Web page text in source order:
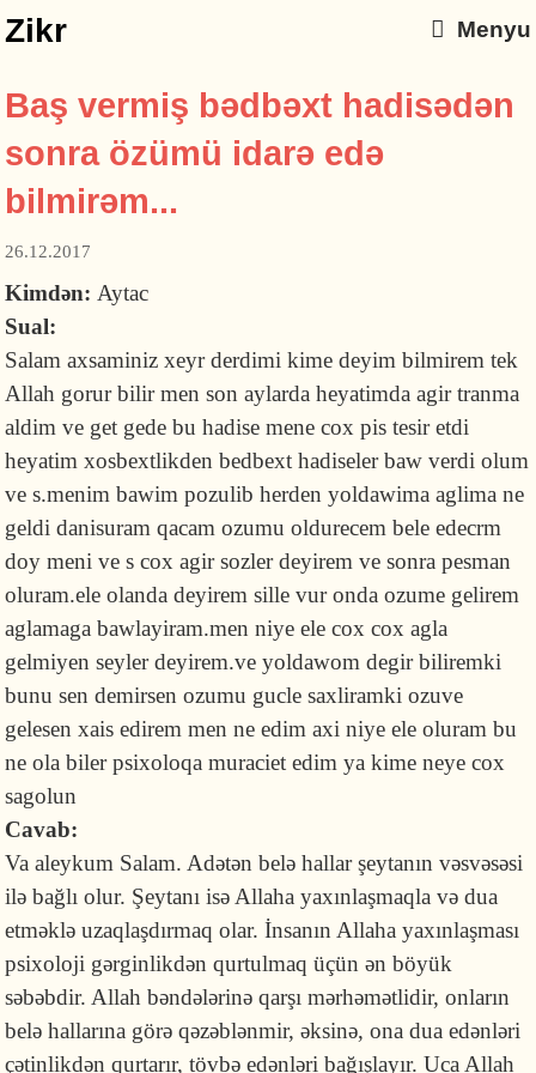
Zikr Menyu
Baş vermiş bədbəxt hadisədən
sonra özümü idarə edə
bilmirəm...
26.12.2017
Kimdən: Aytac
Sual:
Salam axsaminiz xeyr derdimi kime deyim bilmirem tek
Allah gorur bilir men son aylarda heyatimda agir tranma
aldim ve get gede bu hadise mene cox pis tesir etdi
heyatim xosbextlikden bedbext hadiseler baw verdi olum
ve s.menim bawim pozulib herden yoldawima aglima ne
geldi danisuram qacam ozumu oldurecem bele edecrm
doy meni ve s cox agir sozler deyirem ve sonra pesman
oluram.ele olanda deyirem sille vur onda ozume gelirem
aglamaga bawlayiram.men niye ele cox cox agla
gelmiyen seyler deyirem.ve yoldawom degir biliremki
bunu sen demirsen ozumu gucle saxliramki ozuve
gelesen xais edirem men ne edim axi niye ele oluram bu
ne ola biler psixoloqa muraciet edim ya kime neye cox
sagolun
Cavab:
Va aleykum Salam. Adətən belə hallar şeytanın vəsvəsəsi
ilə bağlı olur. Şeytanı isə Allaha yaxınlaşmaqla və dua
etməklə uzaqlaşdırmaq olar. İnsanın Allaha yaxınlaşması
psixoloji gərginlikdən qurtulmaq üçün ən böyük
səbəbdir. Allah bəndələrinə qarşı mərhəmətlidir, onların
belə hallarına görə qəzəblənmir, əksinə, ona dua edənləri
çətinlikdən qurtarır, tövbə edənləri bağışlayır. Uca Allah